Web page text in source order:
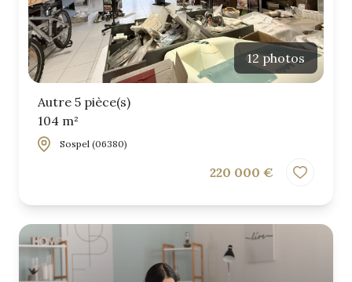
12 photos
Autre 5 pièce(s)
104 m²
Sospel (06380)
220 000 €